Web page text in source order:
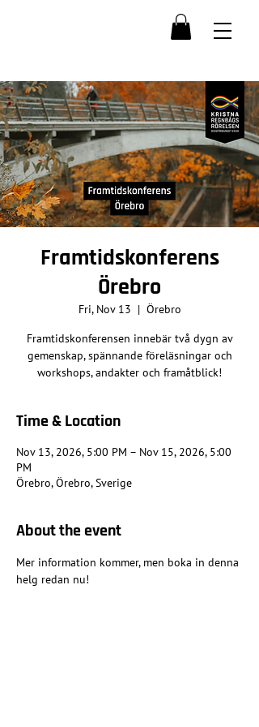
Framtidskonferens
Örebro
Fri, Nov 13
  |
Örebro
Framtidskonferensen innebär två dygn av
gemenskap, spännande föreläsningar och
workshops, andakter och framåtblick!
Time & Location
Nov 13, 2026, 5:00 PM – Nov 15, 2026, 5:00
PM
Örebro, Örebro, Sverige
About the event
Mer information kommer, men boka in denna
helg redan nu!